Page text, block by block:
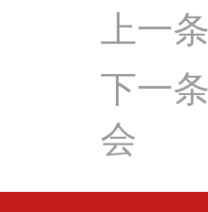
上一
下一
会